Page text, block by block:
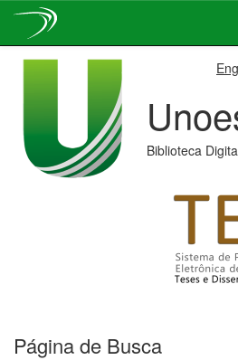
Biblioteca
Página de Busca